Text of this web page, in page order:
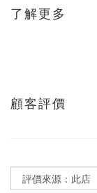
了解更多
顧客評價